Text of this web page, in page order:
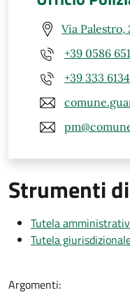
Via Palestro,
+39 0586
+39 333
Strumenti
Tutela
Tutela
Argomenti: